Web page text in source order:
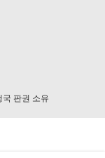
판권 소유